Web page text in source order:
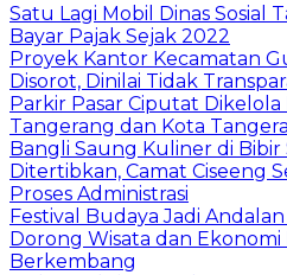
Satu Lagi Mobil Dinas Sosial
Bayar Pajak Sejak 2022
Proyek Kantor Kecamatan
Disorot, Dinilai Tidak
Parkir Pasar Ciputat Dikelola
Tangerang dan Kota
Bangli Saung Kuliner di
Ditertibkan, Camat Ciseeng
Proses Administrasi
Festival Budaya Jadi
Dorong Wisata dan Ekonomi
Berkembang